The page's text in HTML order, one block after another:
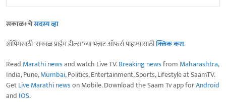
सकाळ+चेसदस्य व्हा
शॉपिंगसाठी 'सकाळ प्राईम डील्स'च्या भन्नाट ऑफर्स पाहण्यासाठीक्लिक करा.
Read Marathi newsand watch Live TV.Breaking newsfrom Maharashtra,
India, Pune,Mumbai, Politics, Entertainment, Sports, Lifestyle at SaamTV.
GetLive Marathi newson Mobile. Download the Saam Tv app forAndroid
and IOS.